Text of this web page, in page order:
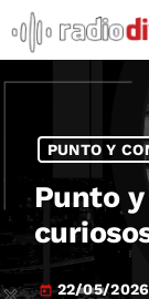
PUNTO Y
Punto
today 22/05/2026